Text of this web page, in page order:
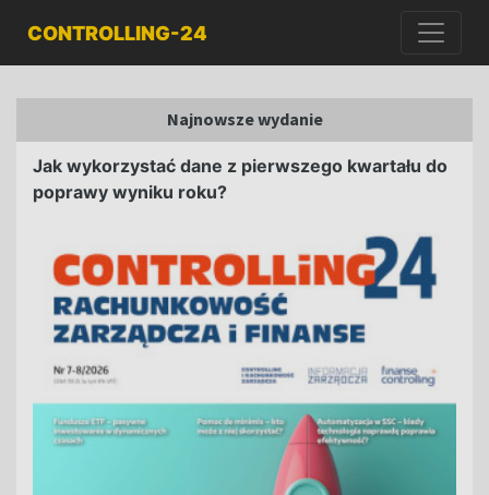
CONTROLLING-24
Najnowsze wydanie
Jak wykorzystać dane z pierwszego kwartału do
poprawy wyniku roku?